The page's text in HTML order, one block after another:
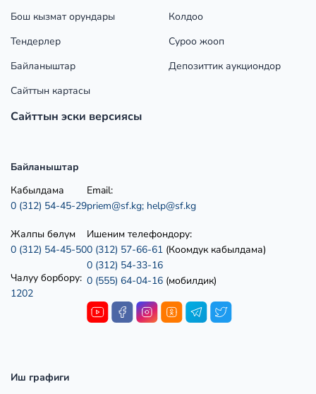
Бош кызмат орундары
Тендерлер
Байланыштар
Сайттын картасы
Сайттын эски версиясы
Колдоо
Суроо жооп
Депозиттик аукциондор
Байланыштар
Кабылдама
0 (312) 54-45-29
Жалпы бөлүм
0 (312) 54-45-50
Чалуу борбору:
1202
Email:
priem@sf.kg; help@sf.kg
Ишеним телефондору:
0 (312) 57-66-61 (Коомдук кабылдама)
0 (312) 54-33-16
0 (555) 64-04-16 (мобилдик)
Иш графиги